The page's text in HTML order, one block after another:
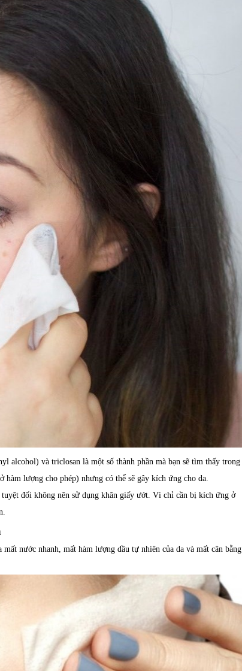
alcohol) và triclosan là một số thành phần mà bạn sẽ tìm thấy trong
lượng cho phép) nhưng có thể sẽ gây kích ứng cho da.
đối không nên sử dụng khăn giấy ướt. Vì chỉ cần bị kích ứng ở
nước nhanh, mất hàm lượng dầu tự nhiên của da và mất cân bằng